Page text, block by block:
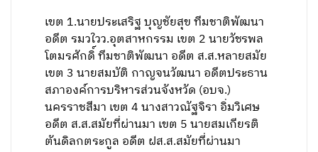
เขต 1.นายประเสริฐ บุญชัยสุข ทีมชาติพัฒนา
อดีต รมวใวว.อุตสาหกรรม เขต 2 นายวัชรพล
โตมรศักดิ์ ทีมชาติพัฒนา อดีต ส.ส.หลายสมัย
เขต 3 นายสมบัติ กาญจนวัฒนา อดีตประธาน
สภาองค์การบริหารส่วนจังหวัด (อบจ.)
นครราชสีมา เขต 4 นางสาวณัฐจิรา อิ่มวิเศษ
อดีต ส.ส.สมัยที่ผ่านมา เขต 5 นายสมเกียรติ
ตันดิลกตระกูล อดีต ฝส.ส.สมัยที่ผ่านมา